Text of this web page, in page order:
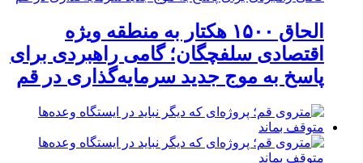
الحاق ۱۵۰۰ هکتار به منطقه ویژه
اقتصادی سلفچگان؛ گامی راهبردی برای
پاسخ به موج جدید سرمایه‌گذاری در قم